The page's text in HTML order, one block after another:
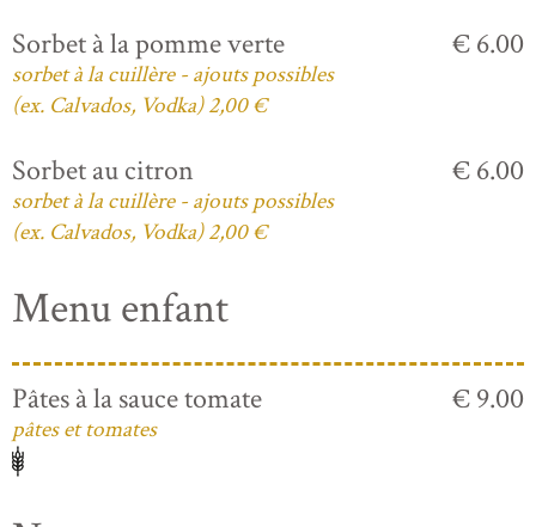
Sorbet à la pomme verte
sorbet à la cuillère - ajouts possibles
(ex. Calvados, Vodka) 2,00 €
€ 6.00
Sorbet au citron
sorbet à la cuillère - ajouts possibles
(ex. Calvados, Vodka) 2,00 €
€ 6.00
Menu enfant
Pâtes à la sauce tomate
pâtes et tomates
€ 9.00